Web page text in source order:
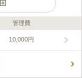
他に永代供養墓の「万
もあります。 近くには
管理費
10,000円